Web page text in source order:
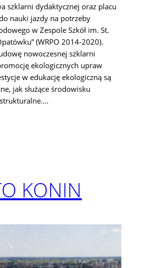
szklarni dydaktycznej oraz placu
nauki jazdy na potrzeby
w Zespole Szkół im. St.
(WRPO 2014-2020).
nowoczesnej szklarni
ekologicznych upraw
w edukację ekologiczną są
jak służące środowisku
KONIN